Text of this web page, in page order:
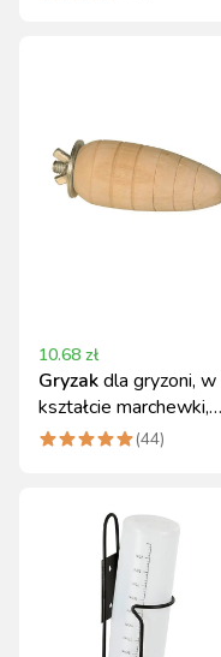
10.68 zł
Gryzakdla gryzoni, w
kształcie marchewki,
drewniany 9 cm, Kerbl
(44)